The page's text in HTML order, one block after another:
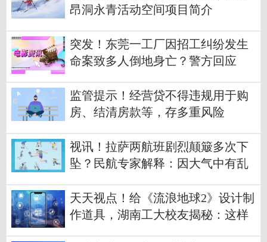
昂洞永青活动空间项目简介
突发！东莞一工厂因招工纠纷发生
命案致多人倒地身亡？警方回应
监管提示！经营贷不得违规用于购
房、结清房款等，存多重风险
视讯！拉萨两航班剧烈颠簸多次下
坠？民航专家解释：因大气中有乱
天天视点！给《流浪地球2》设计制
作道具，湖南工大校友揭秘：这样